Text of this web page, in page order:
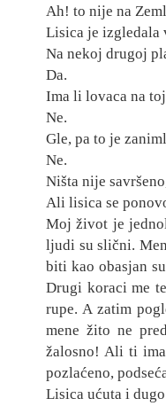
Ah! to nije na
Lisica je izgledala
Na nekoj drugoj
Da.
Ima li lovaca na
Ne.
Gle, pa to je
Ne.
Ništa nije sav
Ali lisica se
Moj život je
ljudi su slični.
biti kao obasjan
Drugi koraci me
rupe. A zatim
mene žito ne
žalosno! Ali ti
pozlaćeno,
Lisica ućuta i